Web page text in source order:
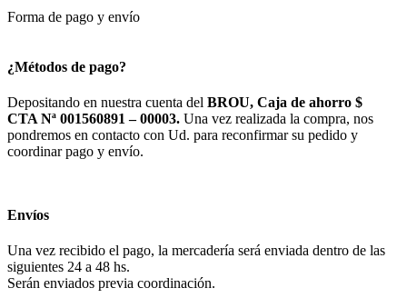
Forma de pago y envío
¿Métodos de pago?
Depositando en nuestra cuenta del BROU, Caja de ahorro $
CTA Nª 001560891 – 00003. Una vez realizada la compra, nos
pondremos en contacto con Ud. para reconfirmar su pedido y
coordinar pago y envío.
Envíos
Una vez recibido el pago, la mercadería será enviada dentro de las
siguientes 24 a 48 hs.
Serán enviados previa coordinación.